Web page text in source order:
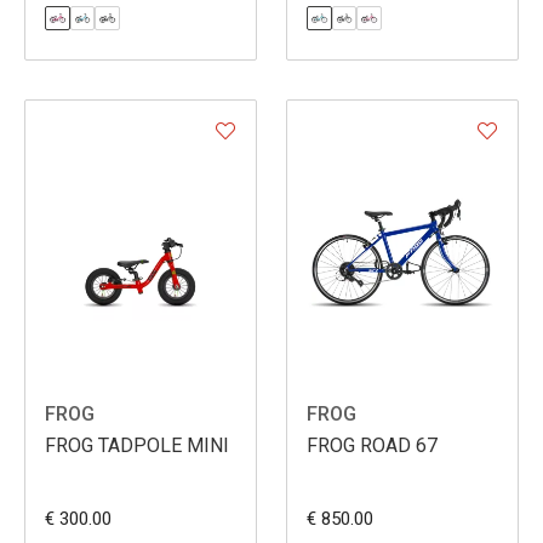
FROG
FROG TADPOLE MINI
€ 300.00
FROG
FROG ROAD 67
€ 850.00